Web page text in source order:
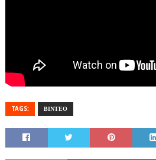
TAGS: ΒΙΝΤΕΟ